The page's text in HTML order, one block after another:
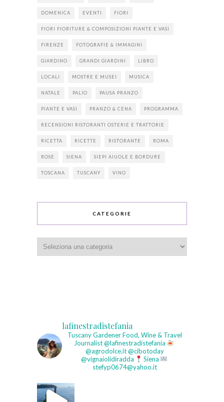
DOMENICA EVENTI FIORI
FIORI FIORITURE & COMPOSIZIONI PIANTE E VASI
FIRENZE FOTOGRAFIE & IMMAGINI
GIARDINO GRANDI GIARDINI LIBRO
LOCALI MOSTRE E MUSEI MUSICA
NATALE PALIO PAUSA PRANZO
PIANTE E VASI PRANZO & CENA PROGRAMMA
RECENSIONI RISTORANTI OSTERIE E TRATTORIE
RICETTA RICETTE RISTORANTE ROMA
ROSE SIENA SIEPI AIUOLE E BORDURE
TOSCANA TUSCANY VINO
CATEGORIE
lafinestradistefania
Tuscany GardenerFood, Wine & Travel
Journalist@lafinestradistefania
@agrodolce.it @cibotoday
@vignaiolidiradda
Siena
stefyp0674@yahoo.it